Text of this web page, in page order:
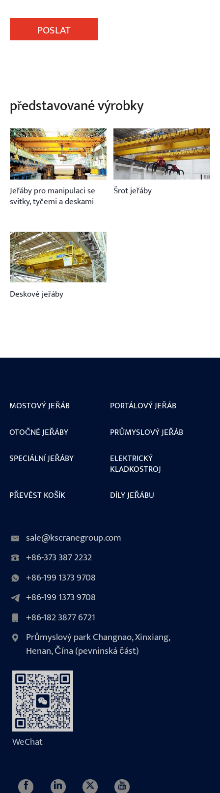
POSLAT
představované výrobky
Jeřáby pro manipulaci se
svitky, tyčemi a deskami
Šrot jeřáby
Deskové jeřáby
MOSTOVÝ JEŘÁB
PORTÁLOVÝ JEŘÁB
OTOČNÉ JEŘÁBY
PRŮMYSLOVÝ JEŘÁB
SPECIÁLNÍ JEŘÁBY
ELEKTRICKÝ
KLADKOSTROJ
PŘEVÉST KOŠÍK
DÍLY JEŘÁBU
sale@kscranegroup.com
+86-373 387 2232
+86-199 1373 9708
+86-199 1373 9708
+86-182 3877 6721
Průmyslový park Changnao, Xinxiang,
Henan, Čína (pevninská část)
WeChat